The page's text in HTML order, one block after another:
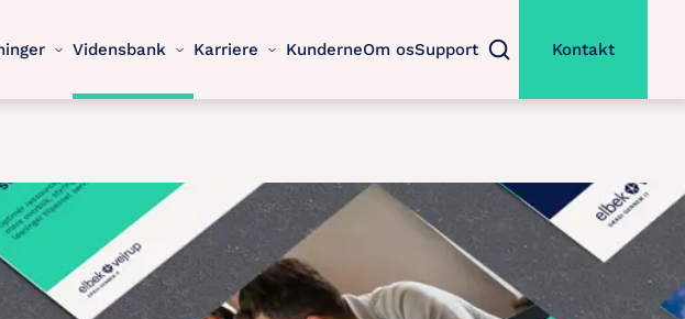
Vidensbank Karriere KunderneOm osSupport Kontakt